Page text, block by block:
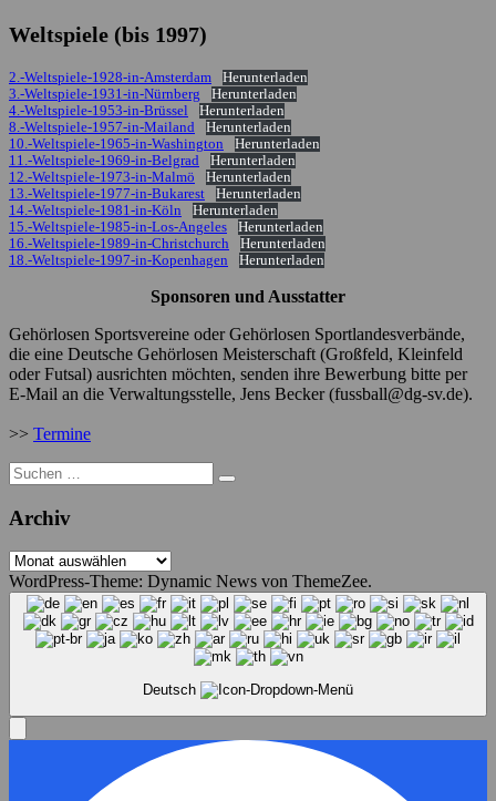
Weltspiele (bis 1997)
2.-Weltspiele-1928-in-Amsterdam
Herunterladen
3.-Weltspiele-1931-in-Nürnberg
Herunterladen
4.-Weltspiele-1953-in-Brüssel
Herunterladen
8.-Weltspiele-1957-in-Mailand
Herunterladen
10.-Weltspiele-1965-in-Washington
Herunterladen
11.-Weltspiele-1969-in-Belgrad
Herunterladen
12.-Weltspiele-1973-in-Malmö
Herunterladen
13.-Weltspiele-1977-in-Bukarest
Herunterladen
14.-Weltspiele-1981-in-Köln
Herunterladen
15.-Weltspiele-1985-in-Los-Angeles
Herunterladen
16.-Weltspiele-1989-in-Christchurch
Herunterladen
18.-Weltspiele-1997-in-Kopenhagen
Herunterladen
Sponsoren und Ausstatter
Gehörlosen Sportsvereine oder Gehörlosen Sportlandesverbände,
die eine Deutsche Gehörlosen Meisterschaft (Großfeld, Kleinfeld
oder Futsal) ausrichten möchten, senden ihre Bewerbung bitte per
E-Mail an die Verwaltungsstelle, Jens Becker (fussball@dg-sv.de).
>> Termine
Suche
nach:
Archiv
Archiv
WordPress-Theme: Dynamic News von ThemeZee.
Deutsch